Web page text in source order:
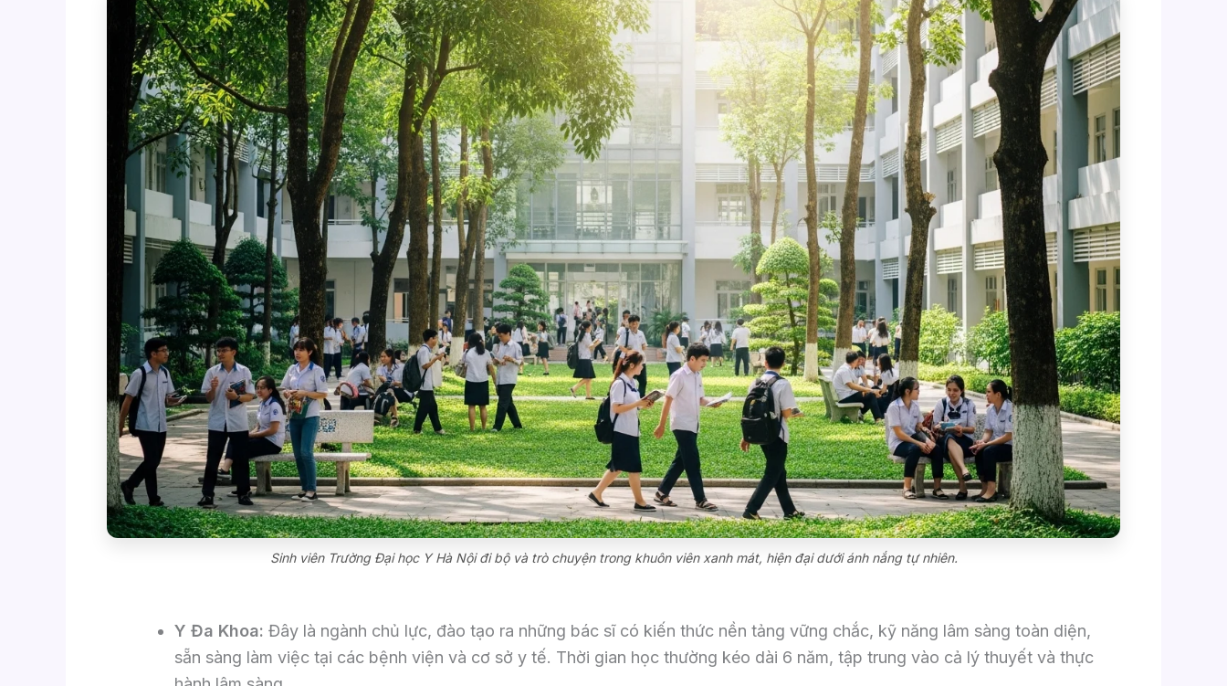
Sinh viên Trường Đại học Y Hà Nội đi bộ và trò chuyện trong khuôn viên xanh mát, hiện đại dưới ánh nắng tự nhiên.
Y Đa Khoa: Đây là ngành chủ lực, đào tạo ra những bác sĩ có kiến thức nền tảng vững chắc, kỹ năng lâm sàng toàn diện,
sẵn sàng làm việc tại các bệnh viện và cơ sở y tế. Thời gian học thường kéo dài 6 năm, tập trung vào cả lý thuyết và thực